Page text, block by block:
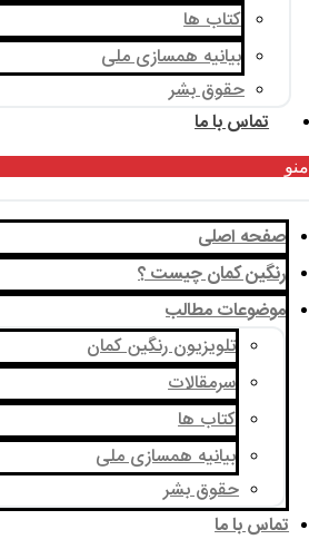
کتاب ها
بیانیه همسازی ملی
حقوق بشر
تماس با ما
منو
صفحه اصلی
رنگین کمان چیست ؟
موضوعات مطالب
تلویزیون رنگین کمان
سرمقالات
کتاب ها
بیانیه همسازی ملی
حقوق بشر
تماس با ما